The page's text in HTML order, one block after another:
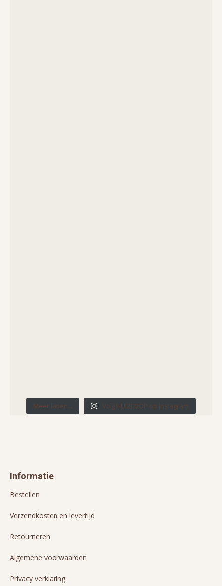
Meer laden... Volg HUIZEDOP op Instagram
Informatie
Bestellen
Verzendkosten en levertijd
Retourneren
Algemene voorwaarden
Privacy verklaring